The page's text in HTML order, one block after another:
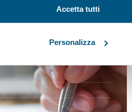
Accetta tutti
Personalizza